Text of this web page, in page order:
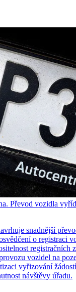
Převod vozidla
snadnější
o registraci
registračních
vozidel na
vyřizování
návštěvy úřadu.